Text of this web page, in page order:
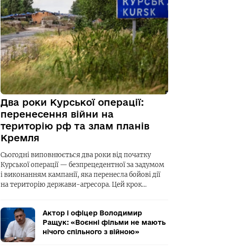
Два роки Курської операції:
перенесення війни на
територію рф та злам планів
Кремля
Сьогодні виповнюється два роки від початку
Курської операції — безпрецедентної за задумом
і виконанням кампанії, яка перенесла бойові дії
на територію держави-агресора. Цей крок…
Актор і офіцер Володимир
Ращук: «Воєнні фільми не мають
нічого спільного з війною»